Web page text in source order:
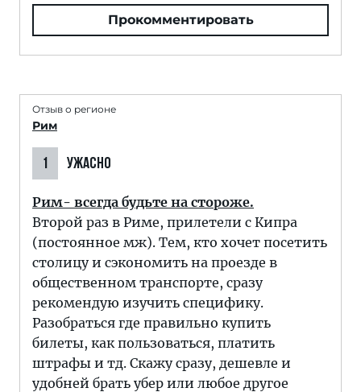
Прокомментировать
Отзыв о регионе
Рим
1 УЖАСНО
Рим- всегда будьте на стороже.
Второй раз в Риме, прилетели с Кипра
(постоянное мж). Тем, кто хочет посетить
столицу и сэкономить на проезде в
общественном транспорте, сразу
рекомендую изучить специфику.
Разобраться где правильно купить
билеты, как пользоваться, платить
штрафы и тд. Скажу сразу, дешевле и
удобней брать убер или любое другое